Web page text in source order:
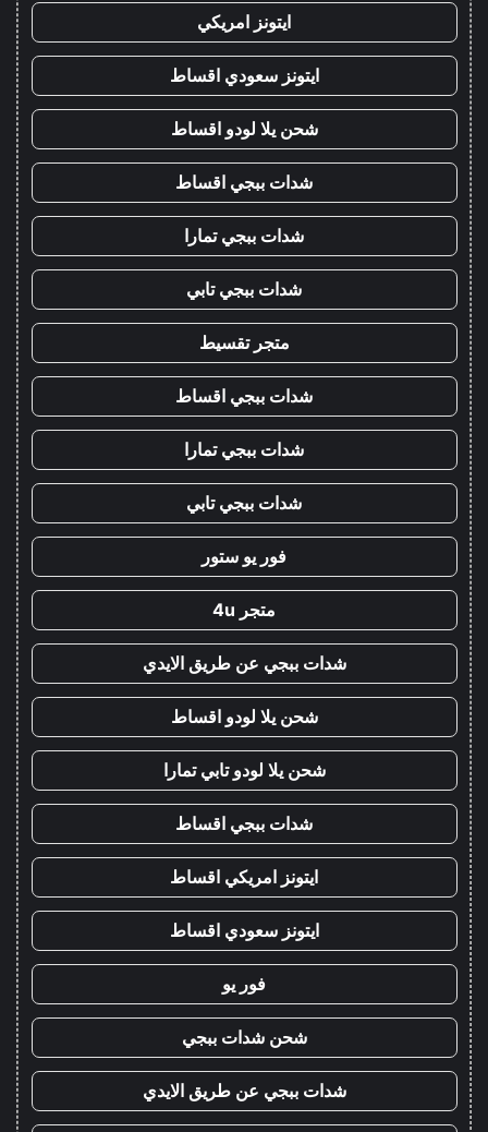
ايتونز امريكي
ايتونز سعودي اقساط
شحن يلا لودو اقساط
شدات ببجي اقساط
شدات ببجي تمارا
شدات ببجي تابي
متجر تقسيط
شدات ببجي اقساط
شدات ببجي تمارا
شدات ببجي تابي
فور يو ستور
متجر 4u
شدات ببجي عن طريق الايدي
شحن يلا لودو اقساط
شحن يلا لودو تابي تمارا
شدات ببجي اقساط
ايتونز امريكي اقساط
ايتونز سعودي اقساط
فور يو
شحن شدات ببجي
شدات ببجي عن طريق الايدي